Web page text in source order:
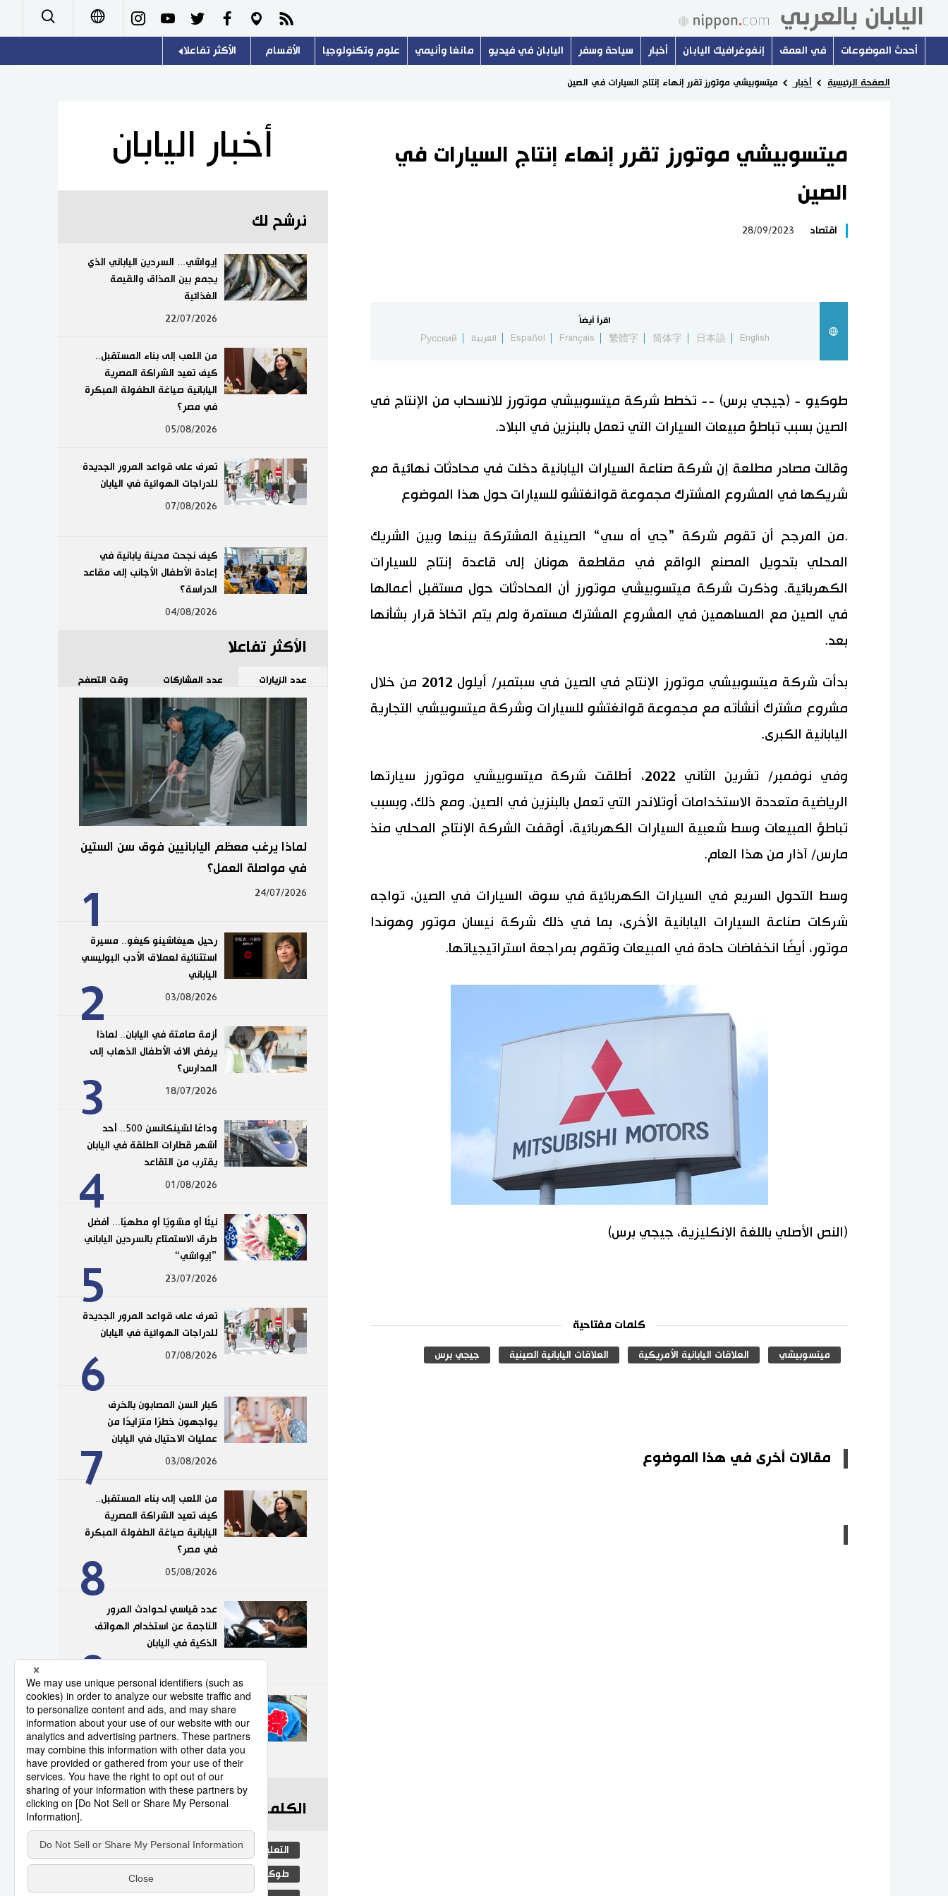
Русский
أحدث الموضوعات في العمق إنفوغرافيك اليابان أخبار سياحة وسفر اليابان في فيديو مانغا وأنيمي علوم وتكنولوجيا الأقسام
تجارب وآراء
سياسة
اقتصاد
مجتمع
ثقافة
طوكيو
الأكثر تفاعلا
هو وهي
المطبخ الياباني
الصفحة الرئيسية أخبار ميتسوبيشي موتورز تقرر إنهاء إنتاج السيارات في الصين
ميتسوبيشي موتورز تقرر إنهاء إنتاج السيارات في
الصين
اقتصاد 28/09/2023
اقرأ أيضاً
English
日本語
简体字
繁體字
Français
Español العربية Русский
طوكيو - (جيجي برس) -- تخطط شركة ميتسوبيشي موتورز للانسحاب من الإنتاج في
الصين بسبب تباطؤ مبيعات السيارات التي تعمل بالبنزين في البلاد.
وقالت مصادر مطلعة إن شركة صناعة السيارات اليابانية دخلت في محادثات نهائية مع
شريكها في المشروع المشترك مجموعة قوانغتشو للسيارات حول هذا الموضوع
.من المرجح أن تقوم شركة ”جي أه سي“ الصينية المشتركة بينها وبين الشريك
المحلي بتحويل المصنع الواقع في مقاطعة هونان إلى قاعدة إنتاج للسيارات
الكهربائية. وذكرت شركة ميتسوبيشي موتورز أن المحادثات حول مستقبل أعمالها
في الصين مع المساهمين في المشروع المشترك مستمرة ولم يتم اتخاذ قرار بشأنها
بعد.
بدأت شركة ميتسوبيشي موتورز الإنتاج في الصين في سبتمبر/ أيلول 2012 من خلال
مشروع مشترك أنشأته مع مجموعة قوانغتشو للسيارات وشركة ميتسوبيشي التجارية
اليابانية الكبرى.
وفي نوفمبر/ تشرين الثاني 2022، أطلقت شركة ميتسوبيشي موتورز سيارتها
الرياضية متعددة الاستخدامات أوتلاندر التي تعمل بالبنزين في الصين. ومع ذلك، وبسبب
تباطؤ المبيعات وسط شعبية السيارات الكهربائية، أوقفت الشركة الإنتاج المحلي منذ
مارس/ آذار من هذا العام.
وسط التحول السريع في السيارات الكهربائية في سوق السيارات في الصين، تواجه
شركات صناعة السيارات اليابانية الأخرى، بما في ذلك شركة نيسان موتور وهوندا
موتور، أيضًا انخفاضات حادة في المبيعات وتقوم بمراجعة استراتيجياتها.
(النص الأصلي باللغة الإنكليزية، جيجي برس)
كلمات مفتاحية
ميتسوبيشي العلاقات اليابانية الأمريكية العلاقات اليابانية الصينية جيجي برس
مقالات أخرى في هذا الموضوع
أخبار اليابان
نرشح لك
إيواشي... السردين الياباني الذي
يجمع بين المذاق والقيمة
الغذائية
22/07/2026
من اللعب إلى بناء المستقبل..
كيف تعيد الشراكة المصرية
اليابانية صياغة الطفولة المبكرة
في مصر؟
05/08/2026
تعرف على قواعد المرور الجديدة
للدراجات الهوائية في اليابان
07/08/2026
كيف نجحت مدينة يابانية في
إعادة الأطفال الأجانب إلى مقاعد
الدراسة؟
04/08/2026
الأكثر تفاعلا
عدد الزيارات عدد المشاركات وقت التصفح
1
لماذا يرغب معظم اليابانيين فوق سن الستين
في مواصلة العمل؟
24/07/2026
2
رحيل هيغاشينو كيغو.. مسيرة
استثنائية لعملاق الأدب البوليسي
الياباني
03/08/2026
3
أزمة صامتة في اليابان.. لماذا
يرفض آلاف الأطفال الذهاب إلى
المدارس؟
18/07/2026
4
وداعًا لشينكانسن 500.. أحد
أشهر قطارات الطلقة في اليابان
يقترب من التقاعد
01/08/2026
5
نيئًا أو مشويًا أو مطهيًا... أفضل
طرق الاستمتاع بالسردين الياباني
”إيواشي“
23/07/2026
6
تعرف على قواعد المرور الجديدة
للدراجات الهوائية في اليابان
07/08/2026
7
كبار السن المصابون بالخرف
يواجهون خطرًا متزايدًا من
عمليات الاحتيال في اليابان
03/08/2026
8
من اللعب إلى بناء المستقبل..
كيف تعيد الشراكة المصرية
اليابانية صياغة الطفولة المبكرة
في مصر؟
05/08/2026
9
عدد قياسي لحوادث المرور
الناجمة عن استخدام الهواتف
الذكية في اليابان
10
”هابي“.. السترة التقليدية التي
تضفي روحًا خاصة على
المهرجانات اليابانية
05/08/2026
الكلمات الأكثر بحثا
التعليم الياباني مجتمع ثقافة
طوكيو